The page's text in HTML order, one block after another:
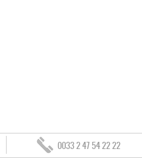
0033 2 47 54 22 22